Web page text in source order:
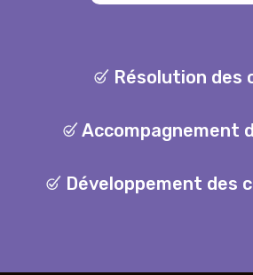
Résolution des
Accompagnement
Développement des